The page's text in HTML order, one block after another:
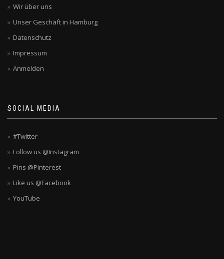
Wir über uns
Unser Geschäft in Hamburg
Datenschutz
Impressum
Anmelden
SOCIAL MEDIA
#Twitter
Follow us @Instagram
Pins @Pinterest
Like us @Facebook
YouTube